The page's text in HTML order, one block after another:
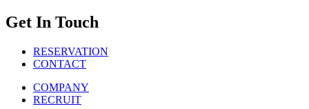
Get In Touch
RESERVATION
CONTACT
COMPANY
RECRUIT